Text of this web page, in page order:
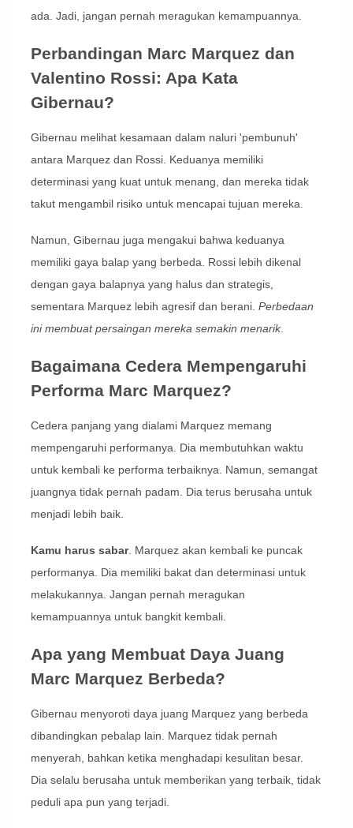
ada. Jadi, jangan pernah meragukan kemampuannya.
Perbandingan Marc Marquez dan
Valentino Rossi: Apa Kata
Gibernau?
Gibernau melihat kesamaan dalam naluri 'pembunuh'
antara Marquez dan Rossi. Keduanya memiliki
determinasi yang kuat untuk menang, dan mereka tidak
takut mengambil risiko untuk mencapai tujuan mereka.
Namun, Gibernau juga mengakui bahwa keduanya
memiliki gaya balap yang berbeda. Rossi lebih dikenal
dengan gaya balapnya yang halus dan strategis,
sementara Marquez lebih agresif dan berani. Perbedaan
ini membuat persaingan mereka semakin menarik.
Bagaimana Cedera Mempengaruhi
Performa Marc Marquez?
Cedera panjang yang dialami Marquez memang
mempengaruhi performanya. Dia membutuhkan waktu
untuk kembali ke performa terbaiknya. Namun, semangat
juangnya tidak pernah padam. Dia terus berusaha untuk
menjadi lebih baik.
Kamu harus sabar. Marquez akan kembali ke puncak
performanya. Dia memiliki bakat dan determinasi untuk
melakukannya. Jangan pernah meragukan
kemampuannya untuk bangkit kembali.
Apa yang Membuat Daya Juang
Marc Marquez Berbeda?
Gibernau menyoroti daya juang Marquez yang berbeda
dibandingkan pebalap lain. Marquez tidak pernah
menyerah, bahkan ketika menghadapi kesulitan besar.
Dia selalu berusaha untuk memberikan yang terbaik, tidak
peduli apa pun yang terjadi.